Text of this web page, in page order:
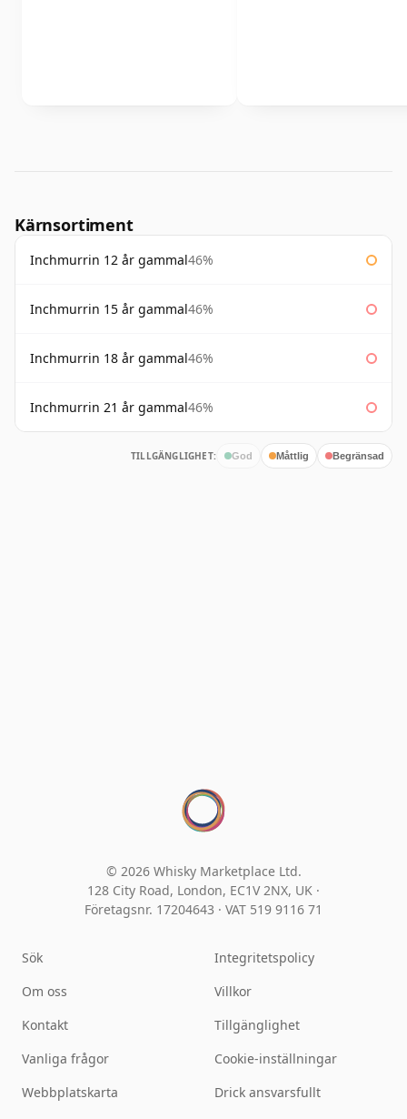
Kärnsortiment
Inchmurrin 12 år gammal46%
Inchmurrin 15 år gammal46%
Inchmurrin 18 år gammal46%
Inchmurrin 21 år gammal46%
TILLGÄNGLIGHET: God Måttlig Begränsad
© 2026 Whisky Marketplace Ltd.
128 City Road, London, EC1V 2NX, UK ·
Företagsnr. 17204643 · VAT 519 9116 71
Sök
Om oss
Kontakt
Vanliga frågor
Webbplatskarta
Integritetspolicy
Villkor
Tillgänglighet
Cookie-inställningar
Drick ansvarsfullt